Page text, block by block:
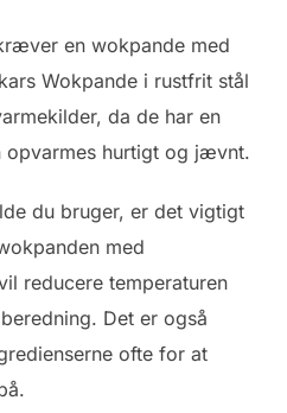
en wokpande med
Wokpande i rustfrit stål
da de har en
opvarmes hurtigt og jævnt.
du bruger, er det vigtigt
med
reducere temperaturen
Det er også
ofte for at